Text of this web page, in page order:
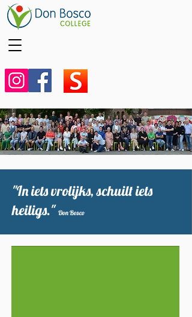
"In iets vrolijks, schuilt iets
heiligs." Don Bosco